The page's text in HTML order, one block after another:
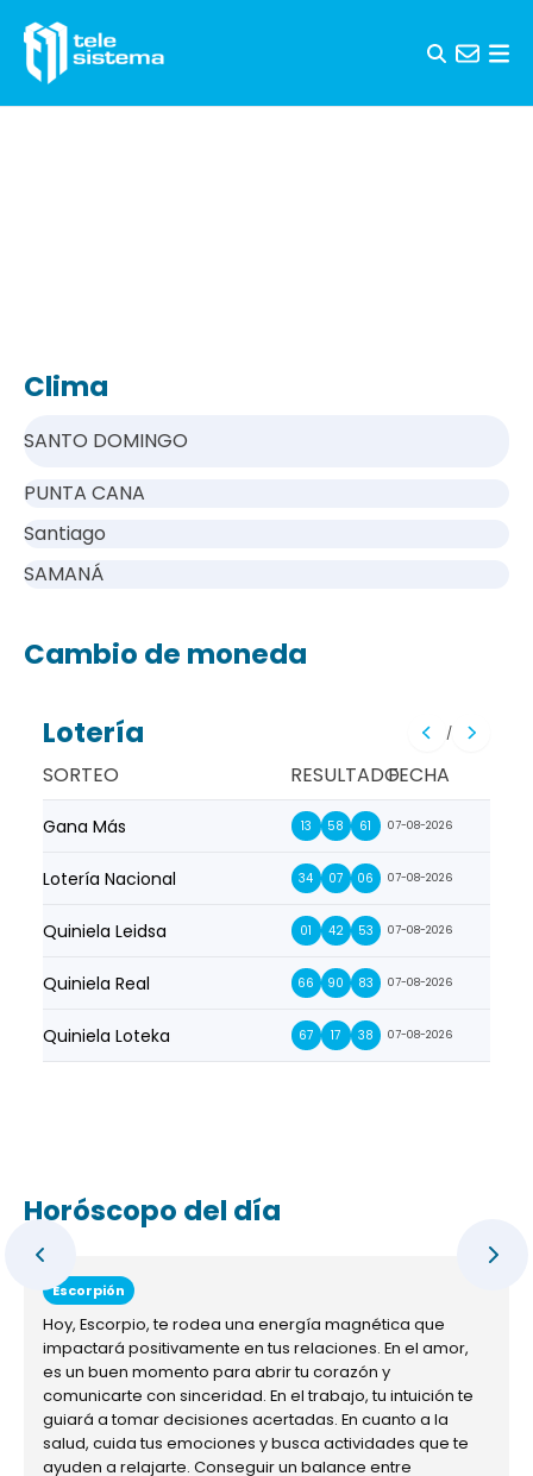
Clima
SANTO DOMINGO
PUNTA CANA
Santiago
SAMANÁ
Cambio de moneda
Lotería /
SORTEO RESULTADOFECHA
Gana Más 13 58 61 07-08-2026
Lotería Nacional 34 07 06 07-08-2026
Quiniela Leidsa 01 42 53 07-08-2026
Quiniela Real 66 90 83 07-08-2026
Quiniela Loteka 67 17 38 07-08-2026
Horóscopo del día
Escorpión
Hoy, Escorpio, te rodea una energía magnética que
impactará positivamente en tus relaciones. En el amor,
es un buen momento para abrir tu corazón y
comunicarte con sinceridad. En el trabajo, tu intuición te
guiará a tomar decisiones acertadas. En cuanto a la
salud, cuida tus emociones y busca actividades que te
ayuden a relajarte. Conseguir un balance entre